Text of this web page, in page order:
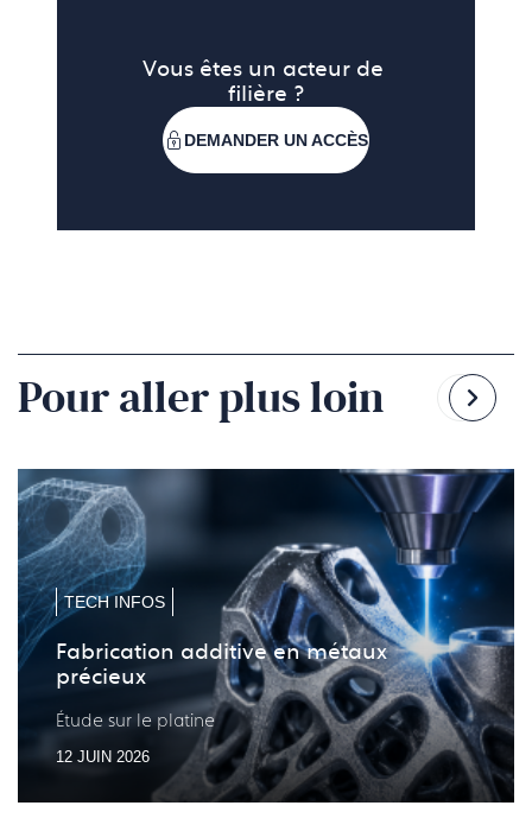
Vous êtes un acteur de
filière ?
DEMANDER UN ACCÈS
Pour aller plus loin
lala
TECH INFOS
Fabrication additive en métaux
précieux
Étude sur le platine
12 JUIN 2026